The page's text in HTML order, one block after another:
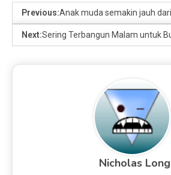
Previous:Anak muda semakin jauh
Next:Sering Terbangun Malam untuk
Nicholas Long